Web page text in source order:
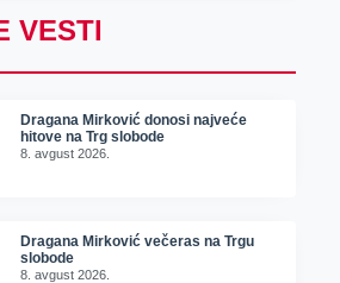
VESTI
Dragana Mirković donosi najveće
hitove na Trg slobode
8. avgust 2026.
Dragana Mirković večeras na Trgu
slobode
8. avgust 2026.